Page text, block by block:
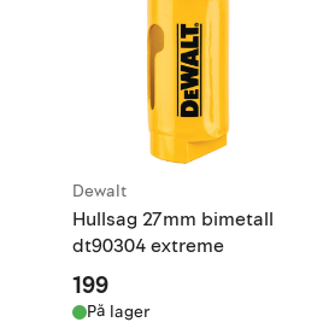
Dewalt
Hullsag 27mm bimetall
dt90304 extreme
199
På lager